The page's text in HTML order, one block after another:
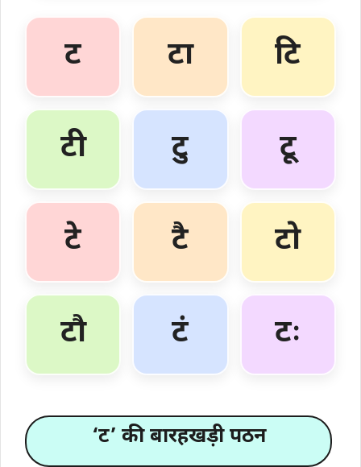
ट टा टि
टी टु टू
टे टै टो
टौ टं टः
‘ट’ की बारहखड़ी पठन